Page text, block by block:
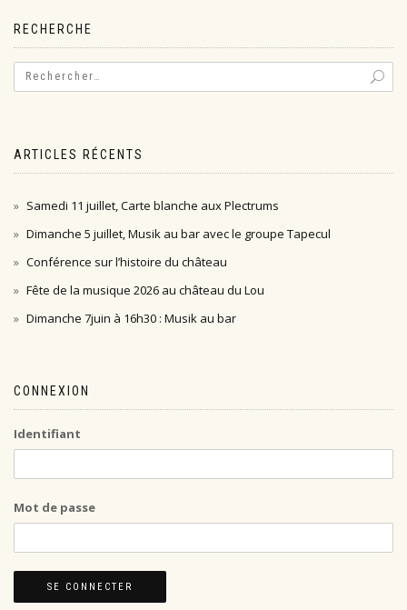
l’article
RECHERCHE
ARTICLES RÉCENTS
Samedi 11 juillet, Carte blanche aux Plectrums
Dimanche 5 juillet, Musik au bar avec le groupe Tapecul
Conférence sur l’histoire du château
Fête de la musique 2026 au château du Lou
Dimanche 7juin à 16h30 : Musik au bar
CONNEXION
Identifiant
Mot de passe